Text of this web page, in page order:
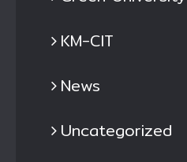
KM-CIT
News
Uncategorized